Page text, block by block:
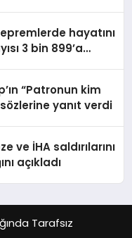
hayatını
3 bin 899’a
“Patronun kim
yanıt verdi
ve İHA saldırılarını
açıkladı
Tarafsız